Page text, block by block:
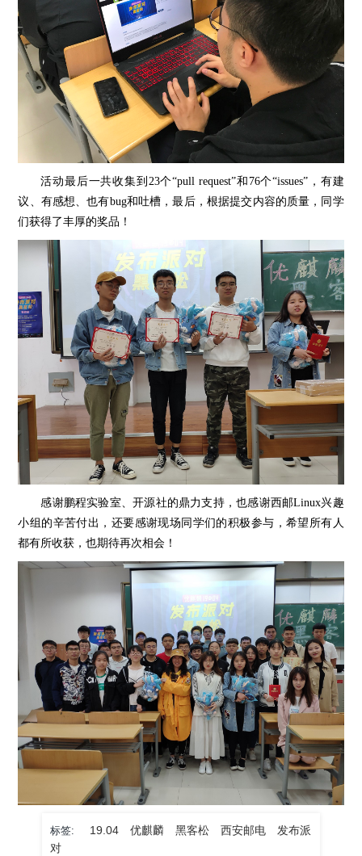
活动最后一共收集到23个“pull request”和76个“issues”，有建
议、有感想、也有bug和吐槽，最后，根据提交内容的质量，同学
们获得了丰厚的奖品！
感谢鹏程实验室、开源社的鼎力支持，也感谢西邮Linux兴趣
小组的辛苦付出，还要感谢现场同学们的积极参与，希望所有人
都有所收获，也期待再次相会！
标签: 19.04 优麒麟 黑客松 西安邮电
发布派
对